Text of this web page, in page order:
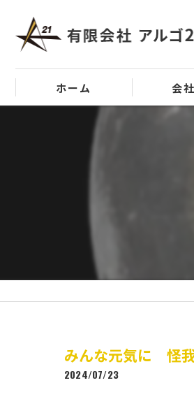
ホーム 会
みんな元気に 怪
2024/07/23